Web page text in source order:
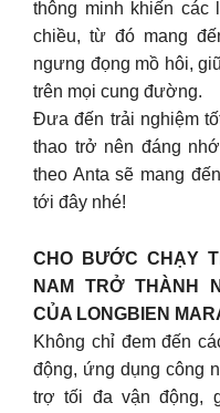
thông minh khiến
chiều, từ đó mang
ngưng đọng mồ hôi,
trên mọi cung đường.
Đưa đến trải nghiệm
thao trở nên đáng
theo Anta sẽ mang
tới đây nhé!
CHO BƯỚC CHẠY
NAM TRỞ THÀNH
CỦA LONGBIEN
Không chỉ đem đến
động, ứng dụng công
trợ tối đa vận động,